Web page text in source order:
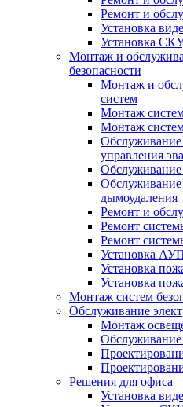
Ремонт и
Установка
Установка
Монтаж и
безопасности
Монтаж и
систем
Монтаж
Монтаж
Обслуживание
управления
дымоудаления
Ремонт и
Ремонт
Ремонт
Установка
Установка
Установка
Монтаж систем
Обслуживание
Монтаж
Решения для офиса
Установка